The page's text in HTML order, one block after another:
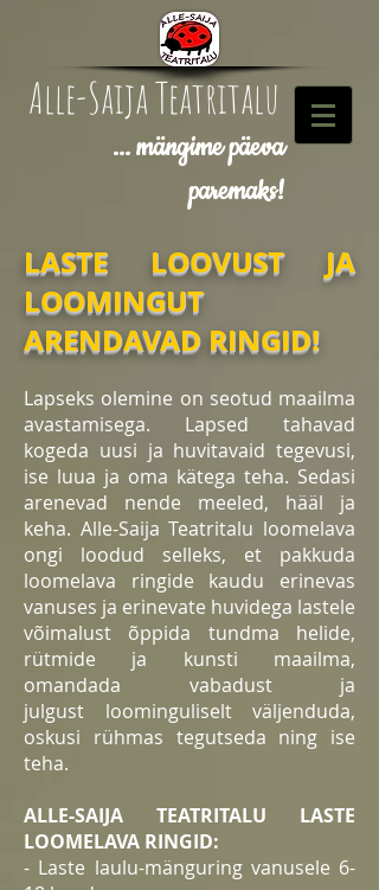
Alle-Saija Teatritalu
... mängime päeva
paremaks!
LASTE LOOVUST JA
LOOMINGUT
ARENDAVAD RINGID!
Lapseks olemine on seotud maailma
avastamisega. Lapsed tahavad
kogeda uusi ja huvitavaid tegevusi,
ise luua ja oma kätega teha. Sedasi
arenevad nende meeled, hääl ja
keha. Alle-Saija Teatritalu loomelava
ongi loodud selleks, et pakkuda
loomelava ringide kaudu erinevas
vanuses ja erinevate huvidega lastele
võimalust õppida tundma helide,
rütmide ja kunsti maailma,
omandada vabadust ja
julgust loominguliselt väljenduda,
oskusi rühmas tegutseda ning ise
teha.
ALLE-SAIJA TEATRITALU LASTE
LOOMELAVA RINGID:
- Laste laulu-mänguring vanusele 6-